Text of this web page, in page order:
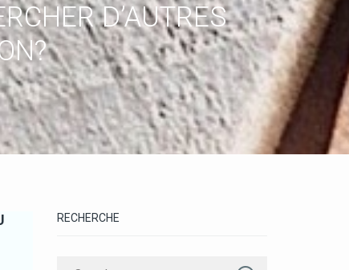
D’AUTRES
RECHERCHE